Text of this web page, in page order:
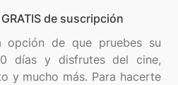
de suscripción
de que pruebes su
días y disfrutes del cine,
y mucho más. Para hacerte